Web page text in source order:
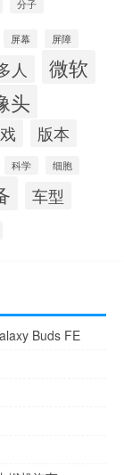
分子
屏幕 屏障
人 微软
头
版本
科学 细胞
车型
Buds FE